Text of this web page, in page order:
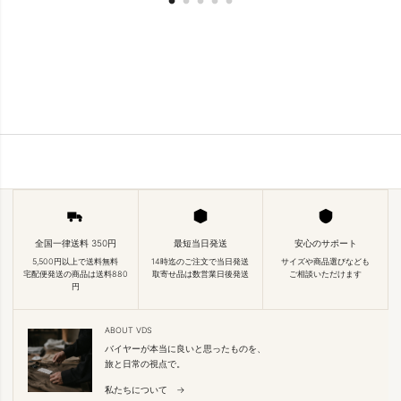
全国一律送料 350円
5,500円以上で送料無料
宅配便発送の商品は送料880
円
最短当日発送
14時迄のご注文で当日発送
取寄せ品は数営業日後発送
安心のサポート
サイズや商品選びなども
ご相談いただけます
ABOUT VDS
バイヤーが本当に良いと思ったものを、
旅と日常の視点で。
私たちについて →